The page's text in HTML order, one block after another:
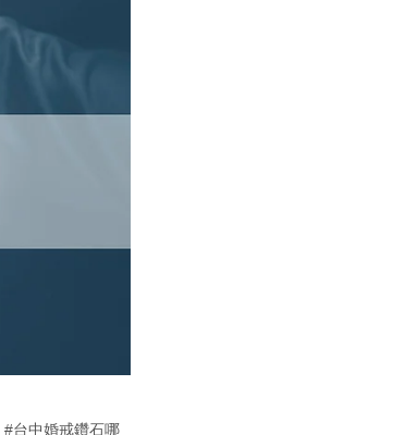
#台中婚戒鑽石哪